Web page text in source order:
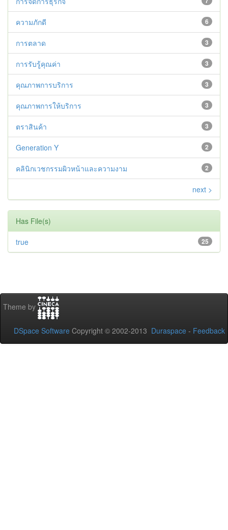
6
ความภักดี
3
การตลาด
3
การรับรู้คุณค่า
3
คุณภาพการบริการ
3
คุณภาพการให้บริการ
3
ตราสินค้า
2
Generation Y
2
คลินิกเวชกรรมผิวหน้าและความงาม
next >
Has File(s)
25
true
Theme by
DSpace Software Copyright © 2002-2013 Duraspace - Feedback